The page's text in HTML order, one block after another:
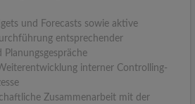
und Forecasts sowie aktive
entsprechender
interner Controlling-
Zusammenarbeit mit der